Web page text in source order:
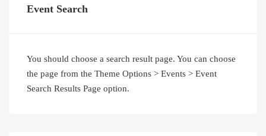
Event Search
You should choose a search result page. You can choose
the page from the Theme Options > Events > Event
Search Results Page option.